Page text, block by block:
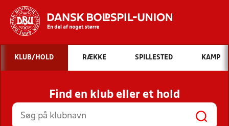
Hvad vil du søge efter?
INDHOLD OG NYHEDER
STILLINGER, RESULTATER, KLUBBER OG
HOLD
KLUB/HOLD RÆKKE SPILLESTED KAMP
Find en klub eller et hold